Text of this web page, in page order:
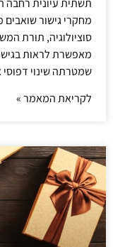
תשתית עיונית
מחקרי גישור שואבים
סוציולוגיה, תורת
מאפשרת לראות
שמטרתה שינוי דפוסי
לקריאת המאמר »